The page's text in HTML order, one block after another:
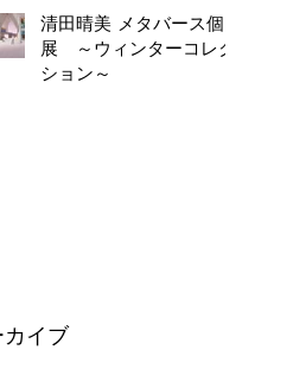
清田晴美 メタバース個
展 ～ウィンターコレク
ション～
カイブ